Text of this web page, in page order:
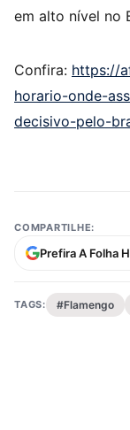
em alto nível no
Confira: https://
horario-onde-
decisivo-pelo-
COMPARTILHE:
Prefira A Folha
TAGS: #Flamengo